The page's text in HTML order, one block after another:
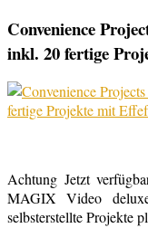
Convenience
inkl. 20 fertige
Achtung Jetzt
MAGIX Video
selbsterstellte Projekte